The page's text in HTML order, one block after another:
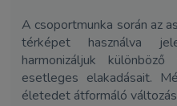
A csoportmunka során az
térképet használva
harmonizáljuk
esetleges elakadásait.
életedet átformáló